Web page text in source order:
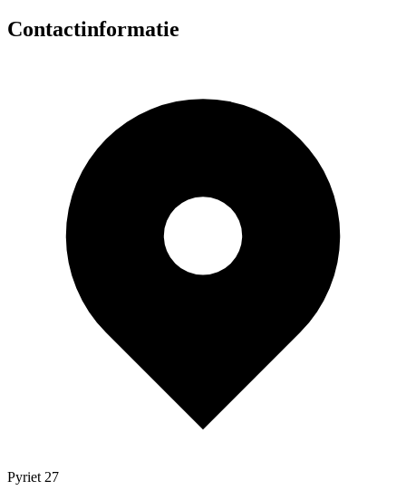
Contactinformatie
Pyriet 27